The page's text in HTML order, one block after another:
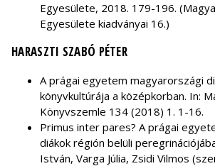
Egyesülete, 2018. 179-196.
Egyesülete kiadványai 16.)
HARASZTI SZABÓ PÉTER
A prágai egyetem magyarországi
könyvkultúrája a középkorban. In:
Könyvszemle 134 (2018) 1. 1-16.
Primus inter pares? A prágai
diákok régión belüli
István, Varga Júlia, Zsidi Vilmos